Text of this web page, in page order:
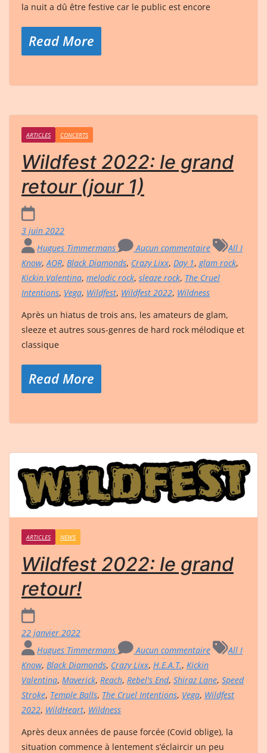
la nuit a dû être festive car le public est encore
Read More
ARTICLES CONCERTS
Wildfest 2022: le grand
retour (jour 1)
3 juin 2022
Hugues Timmermans
Aucun commentaire
All I
Know,AOR, Black Diamonds, Crazy Lixx, Day 1,glam rock,
Kickin Valentina, melodic rock, sleaze rock, The Cruel
Intentions, Vega, Wildfest, Wildfest 2022, Wildness
Après un hiatus de trois ans, les amateurs de glam,
sleeze et autres sous-genres de hard rock mélodique et
classique
Read More
ARTICLES NEWS
Wildfest 2022: le grand
retour!
22 janvier 2022
Hugues Timmermans
Aucun commentaire
All I
Know, Black Diamonds, Crazy Lixx, H.E.A.T., Kickin
Valentina, Maverick, Reach, Rebel's End, Shiraz Lane, Speed
Stroke, Temple Balls, The Cruel Intentions, Vega, Wildfest
2022, WildHeart, Wildness
Après deux années de pause forcée (Covid oblige), la
situation commence à lentement s’éclaircir un peu